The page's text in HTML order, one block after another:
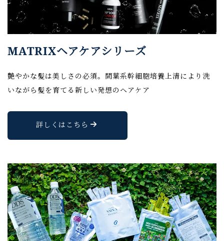
MATRIXヘアケアシリーズ
艶やかな髪は美しさの必須。間葉系幹細胞培養上清により洗
いながら髪を育てる新しい発想のヘアケア
詳しくはこちら